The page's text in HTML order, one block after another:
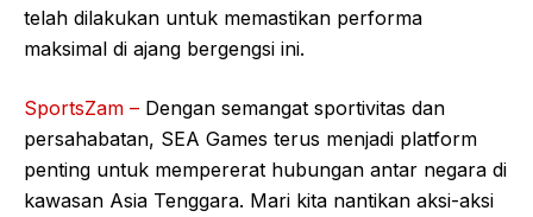
telah dilakukan untuk memastikan performa
maksimal di ajang bergengsi ini.
SportsZam – Dengan semangat sportivitas dan
persahabatan, SEA Games terus menjadi platform
penting untuk mempererat hubungan antar negara di
kawasan Asia Tenggara. Mari kita nantikan aksi-aksi